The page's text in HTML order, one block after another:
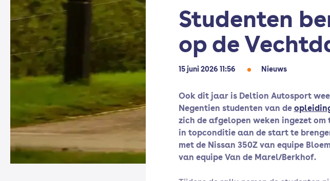
Studenten
op de
15 juni 2026 11:56 Nieuws
Ook dit jaar is Deltion Autosport
Negentien studenten van de
zich de afgelopen weken ingezet
in topconditie aan de start te
met de Nissan 350Z van equipe
van equipe Van de Marel/Berkhof.